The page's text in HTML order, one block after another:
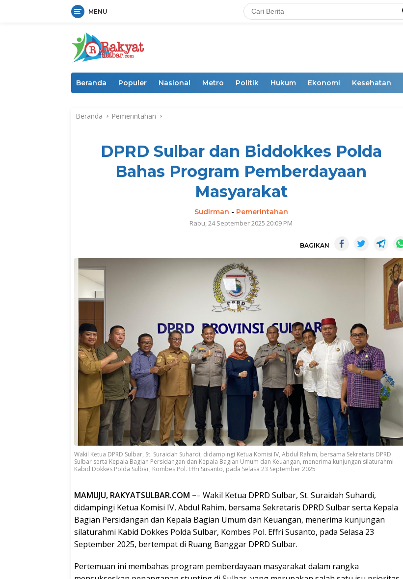
MENU
Beranda Populer Nasional Metro Politik Hukum Ekonomi Kesehatan
Beranda Pemerintahan
DPRD Sulbar dan Biddokkes Polda
Bahas Program Pemberdayaan
Masyarakat
Sudirman - Pemerintahan
Rabu, 24 September 2025 20:09 PM
BAGIKAN
Wakil Ketua DPRD Sulbar, St. Suraidah Suhardi, didampingi Ketua Komisi IV, Abdul Rahim, bersama Sekretaris DPRD
Sulbar serta Kepala Bagian Persidangan dan Kepala Bagian Umum dan Keuangan, menerima kunjungan silaturahmi
Kabid Dokkes Polda Sulbar, Kombes Pol. Effri Susanto, pada Selasa 23 September 2025
MAMUJU, RAKYATSULBAR.COM –– Wakil Ketua DPRD Sulbar, St. Suraidah Suhardi,
didampingi Ketua Komisi IV, Abdul Rahim, bersama Sekretaris DPRD Sulbar serta Kepala
Bagian Persidangan dan Kepala Bagian Umum dan Keuangan, menerima kunjungan
silaturahmi Kabid Dokkes Polda Sulbar, Kombes Pol. Effri Susanto, pada Selasa 23
September 2025, bertempat di Ruang Banggar DPRD Sulbar.
Pertemuan ini membahas program pemberdayaan masyarakat dalam rangka